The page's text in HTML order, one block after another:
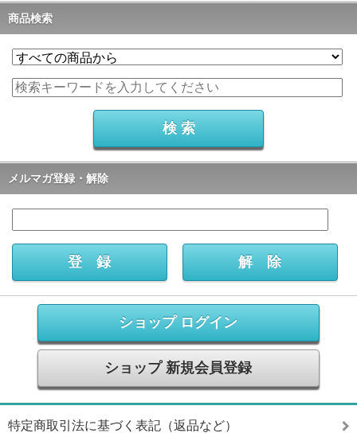
商品検索
メルマガ登録・解除
ショップ ログイン
ショップ 新規会員登録
特定商取引法に基づく表記（返品など）